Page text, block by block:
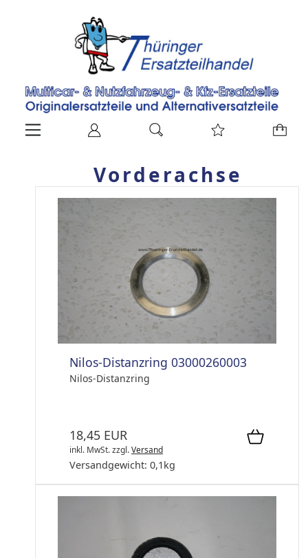
Vorderachse
Nilos-Distanzring 03000260003
Nilos-Distanzring
18,45 EUR
inkl. MwSt.zzgl.Versand
Versandgewicht: 0,1 kg